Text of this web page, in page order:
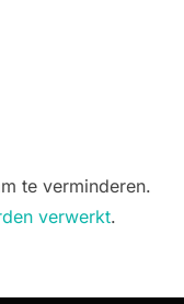
te verminderen.
verwerkt.